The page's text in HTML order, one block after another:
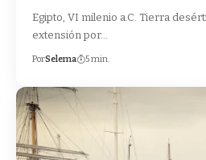
Egipto, VI milenio a.C. Tierra
extensión por…
PorSelema 5 min.